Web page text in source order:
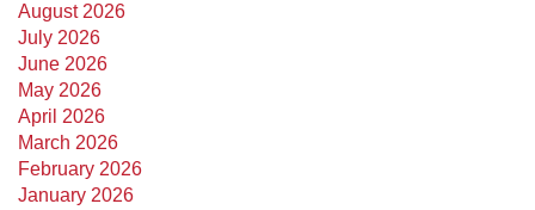
August 2026
July 2026
June 2026
May 2026
April 2026
March 2026
February 2026
January 2026